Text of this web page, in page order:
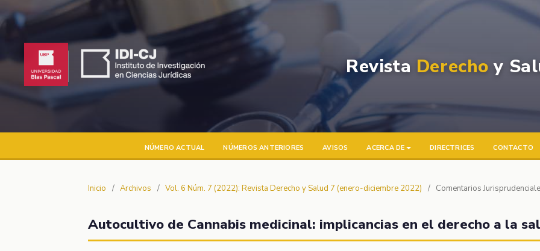
Revista Derecho y
NÚMERO ACTUAL NÚMEROS ANTERIORES AVISOS ACERCA DE DIRECTRICES CONTACTO
Inicio / Archivos / Vol. 6 Núm. 7 (2022): Revista Derecho y Salud 7 (enero-diciembre 2022) / Comentarios
Autocultivo de Cannabis medicinal: implicancias en el derecho a la